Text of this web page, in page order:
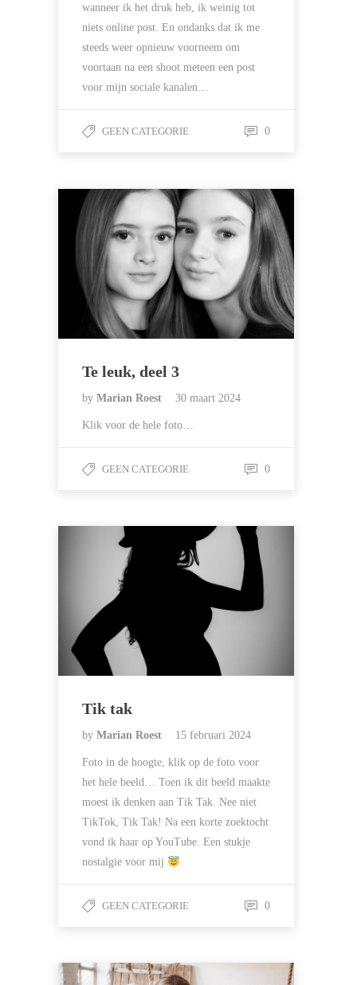
wanneer ik het druk heb, ik weinig tot
niets online post. En ondanks dat ik me
steeds weer opnieuw voorneem om
voortaan na een shoot meteen een post
voor mijn sociale kanalen…
GEEN CATEGORIE 0
Te leuk, deel 3
by Marian Roest 30 maart 2024
Klik voor de hele foto…
GEEN CATEGORIE 0
Tik tak
by Marian Roest 15 februari 2024
Foto in de hoogte, klik op de foto voor
het hele beeld… Toen ik dit beeld maakte
moest ik denken aan Tik Tak. Nee niet
TikTok, Tik Tak! Na een korte zoektocht
vond ik haar op YouTube. Een stukje
nostalgie voor mij
GEEN CATEGORIE 0